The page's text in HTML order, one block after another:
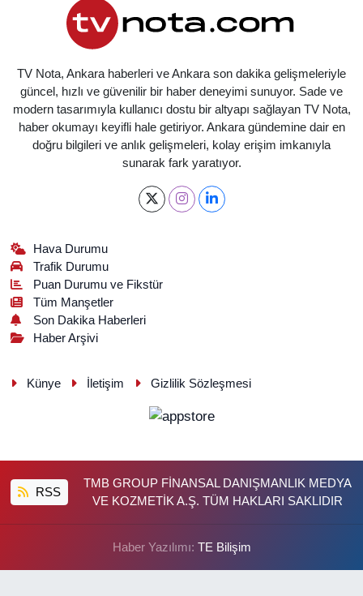
TV Nota, Ankara haberleri ve Ankara son dakika gelişmeleriyle
güncel, hızlı ve güvenilir bir haber deneyimi sunuyor. Sade ve
modern tasarımıyla kullanıcı dostu bir altyapı sağlayan TV Nota,
haber okumayı keyifli hale getiriyor. Ankara gündemine dair en
doğru bilgileri ve anlık gelişmeleri, kolay erişim imkanıyla
sunarak fark yaratıyor.
Hava Durumu
Trafik Durumu
Puan Durumu ve Fikstür
Tüm Manşetler
Son Dakika Haberleri
Haber Arşivi
Künye İletişim Gizlilik Sözleşmesi
RSS
TMB GROUP FİNANSAL DANIŞMANLIK MEDYA
VE KOZMETİK A.Ş. TÜM HAKLARI SAKLIDIR
Haber Yazılımı: TE Bilişim